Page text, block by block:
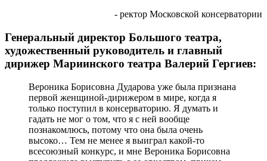
- ректор Московской консерватории
Генеральный директор Большого театра,
художественный руководитель и главный
дирижер Мариинского театра Валерий Гергиев:
Вероника Борисовна Дударова уже была признана
первой женщиной-дирижером в мире, когда я
только поступил в консерваторию. Я думать и
гадать не мог о том, что я с ней вообще
познакомлюсь, потому что она была очень
высоко… Тем не менее я выиграл какой-то
всесоюзный конкурс, и мне Вероника Борисовна